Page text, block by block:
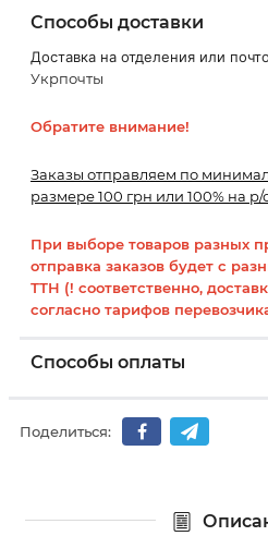
Способы доставки
Доставка на отделения или
Укрпочты
Обратите внимание!
Заказы отправляем по
размере 100 грн или 100% на р/
При выборе товаров разных
отправка заказов будет с
ТТН (! соответственно,
согласно тарифов
Способы оплаты
Поделиться: